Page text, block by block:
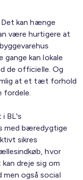
Det kan hænge
være hurtigere at
gange kan lokale
de officielle. Og
at et tæt forhold
fordele.
i BL's
med bæredygtige
sikres
hvor
dreje sig om
også social